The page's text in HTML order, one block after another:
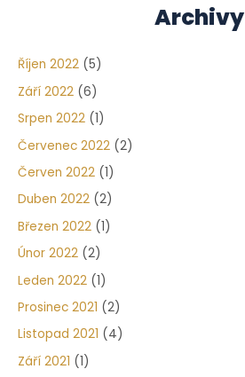
Archivy
Říjen 2022 (5)
Září 2022 (6)
Srpen 2022 (1)
Červenec 2022 (2)
Červen 2022 (1)
Duben 2022 (2)
Březen 2022 (1)
Únor 2022 (2)
Leden 2022 (1)
Prosinec 2021 (2)
Listopad 2021 (4)
Září 2021 (1)